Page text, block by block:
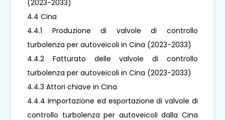
(2023-2033)
4.4 Cina
4.4.1 Produzione di valvole di controllo
turbolenza per autoveicoli in Cina (2023-2033)
4.4.2 Fatturato delle valvole di controllo
turbolenza per autoveicoli in Cina (2023-2033)
4.4.3 Attori chiave in Cina
4.4.4 Importazione ed esportazione di valvole di
controllo turbolenza per autoveicoli dalla Cina